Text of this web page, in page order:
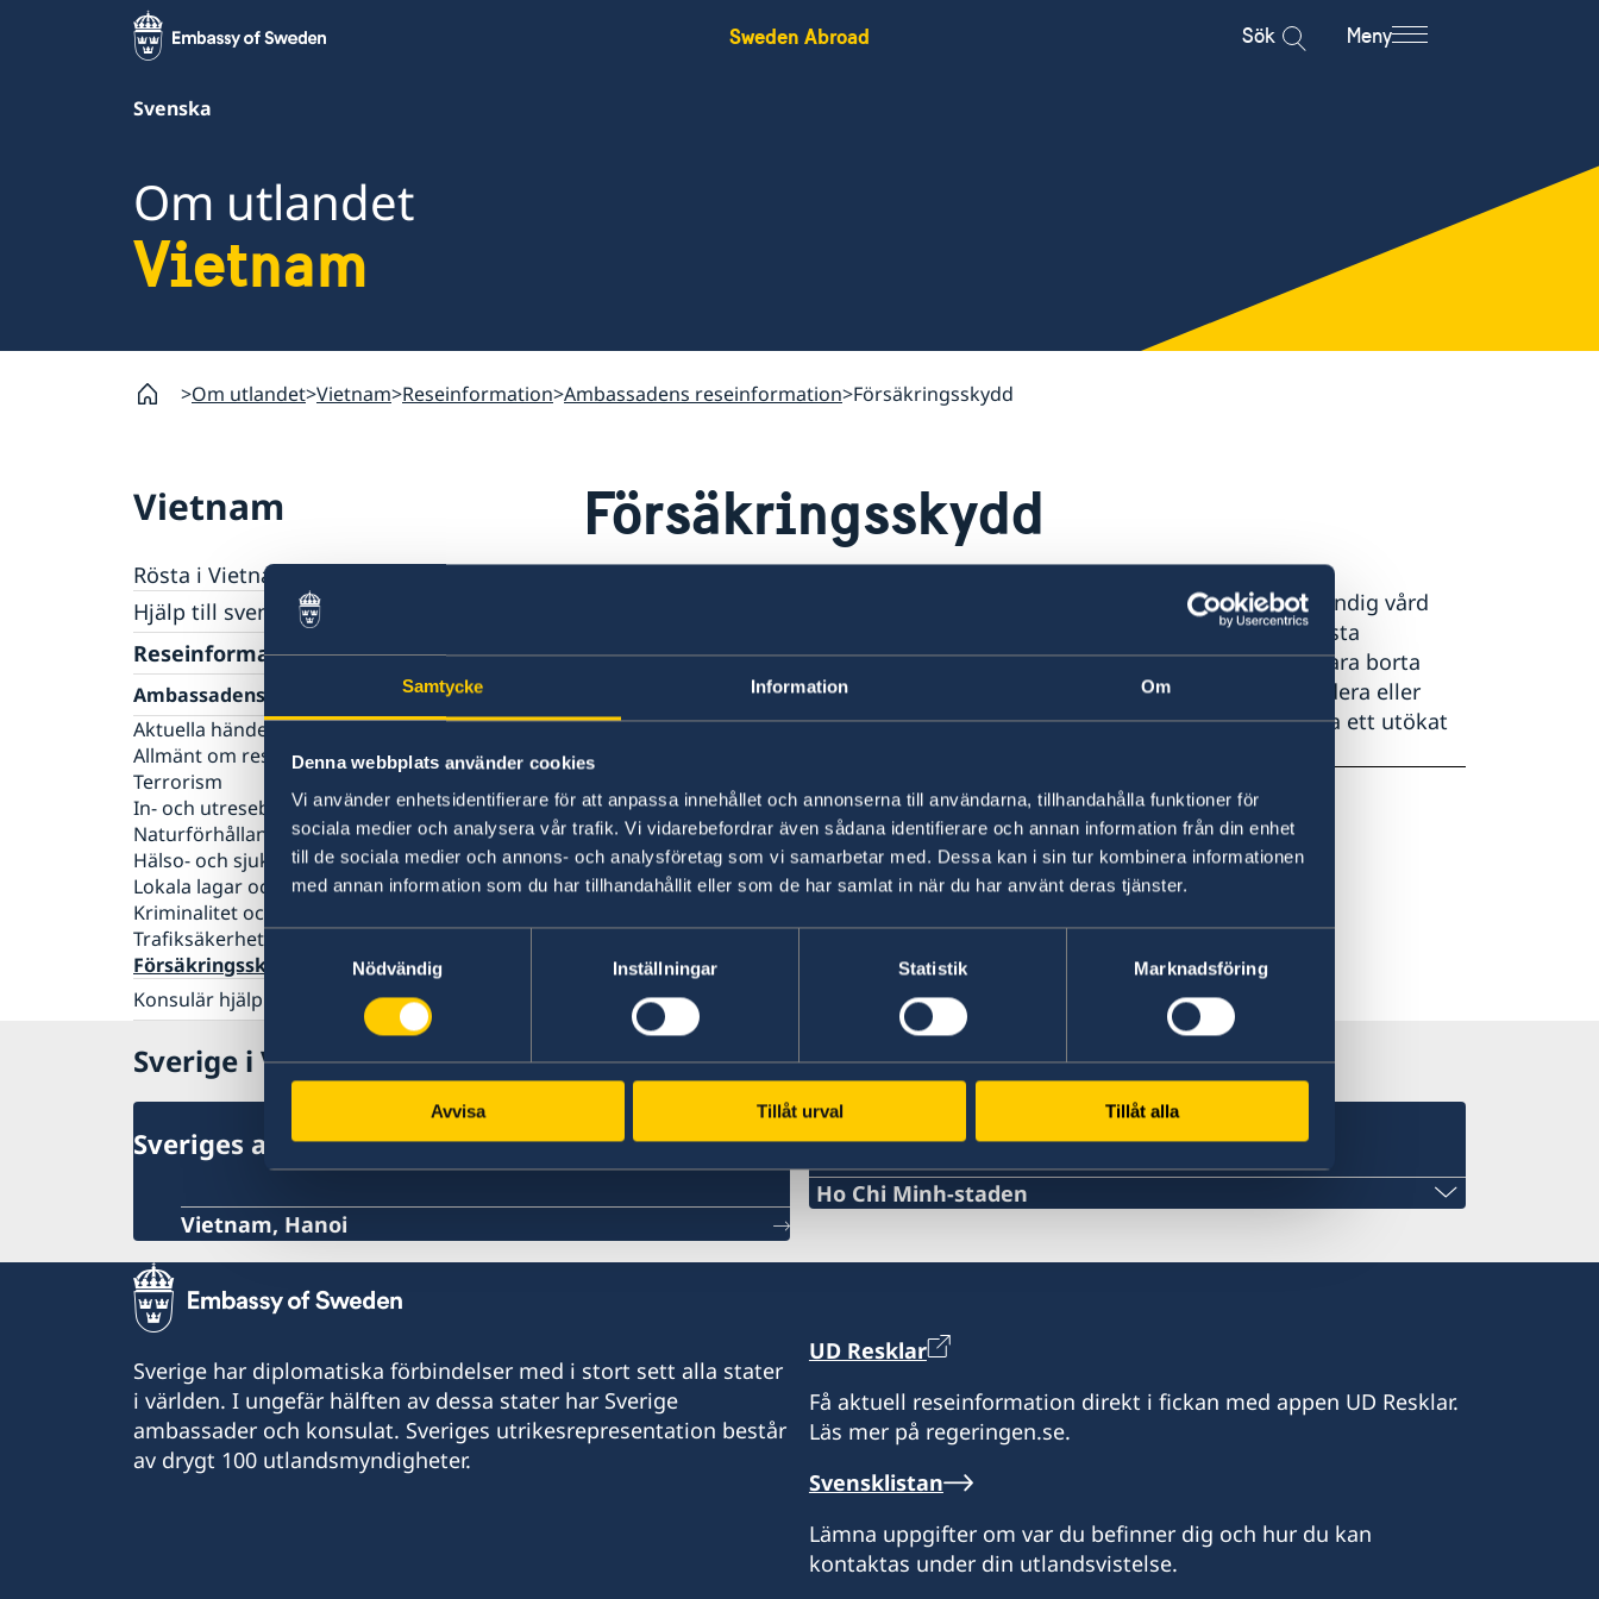
Samtycke Information Om
Denna webbplats använder cookies
Vi använder enhetsidentifierare för att anpassa innehållet och annonserna till användarna, tillhandahålla funktioner för
sociala medier och analysera vår trafik. Vi vidarebefordrar även sådana identifierare och annan information från din enhet
till de sociala medier och annons- och analysföretag som vi samarbetar med. Dessa kan i sin tur kombinera informationen
med annan information som du har tillhandahållit eller som de har samlat in när du har använt deras tjänster.
Samtyckesval
Nödvändig
Inställningar Statistik Marknadsföring
Avvisa Tillåt urval Tillåt alla
Sweden Abroad Sök Meny
Svenska
Om utlandet
Vietnam
Om utlandet Vietnam Reseinformation Ambassadens reseinformation Försäkringsskydd
Vietnam
Rösta i Vietnam
Hjälp till svenskar i Vietnam
Rösta i Vietnam
Pass
Provisoriskt pass
Allmänt om samordningsnummer
Begäran om samordningsnummer i Vietnam
Legaliseringar
Avgifter
Gifta sig i Vietnam
Körkort
Registrera barn som fötts utomlands
Reseinformation
Ambassadens reseinformation
Aktuella händelser
Allmänt om resmålet och säkerhetsläget
Terrorism
In- och utresebestämmelser
Naturförhållanden och katastrofer
Hälso- och sjukvård
Lokala lagar och sedvänjor
Kriminalitet och personlig säkerhet
Trafiksäkerhet
Försäkringsskydd
Konsulär hjälp till svenskar utomlands
Om olyckan är framme - Hjälp till självhjälp
Försäkringsskydd
Det är viktigt att ha en bra reseförsäkring som täcker kostnader för nödvändig vård
inklusive medicinsk evakuering och eventuell hemresa till Sverige. I de flesta
hemförsäkringar
ingår en reseförsäkring som gäller i 45 dagar. Ska du vara borta
längre än vad din eventuella hemförsäkring täcker för att till exempel studera eller
arbeta, eller om du ska ägna dig åt riskfyllda aktiviteter, behöver du teckna ett utökat
Senast uppdaterad 17 juli 2026, 16.57
Sverige i Vietnam
Sveriges ambassad
Vietnam, Hanoi
Svenska konsulat
Ho Chi Minh-staden
Honorary Consulate General of Sweden
Sai Gon Ward
Ho Chi Minh City
Sverige har diplomatiska förbindelser med i stort sett alla stater
i världen. I ungefär hälften av dessa stater har Sverige
ambassader och konsulat. Sveriges utrikesrepresentation består
av drygt 100 utlandsmyndigheter.
UD Resklar
Få aktuell reseinformation direkt i fickan med appen UD Resklar.
Läs mer på regeringen.se.
Svensklistan
Lämna uppgifter om var du befinner dig och hur du kan
kontaktas under din utlandsvistelse.